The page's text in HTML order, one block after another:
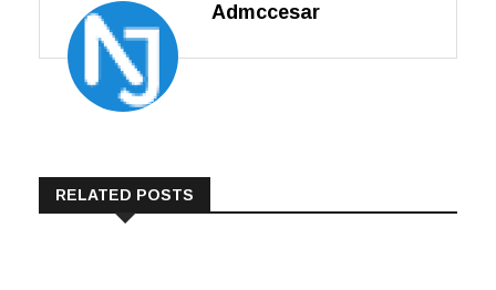
Admccesar
RELATED POSTS